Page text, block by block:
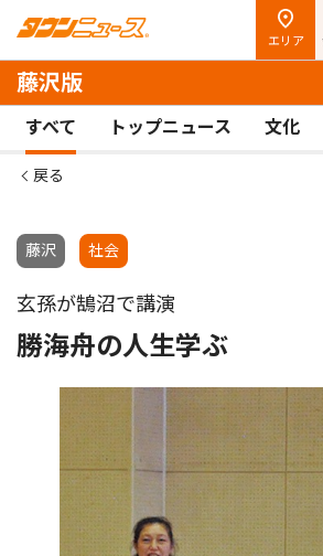
エリア
藤沢版
すべて トップニュース 文化
戻る
藤沢 社会
玄孫が鵠沼で講演
勝海舟の人生学ぶ